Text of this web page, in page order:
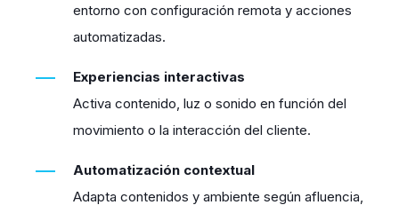
entorno con configuración remota y acciones
automatizadas.
Experiencias interactivas
Activa contenido, luz o sonido en función del
movimiento o la interacción del cliente.
Automatización contextual
Adapta contenidos y ambiente según afluencia,